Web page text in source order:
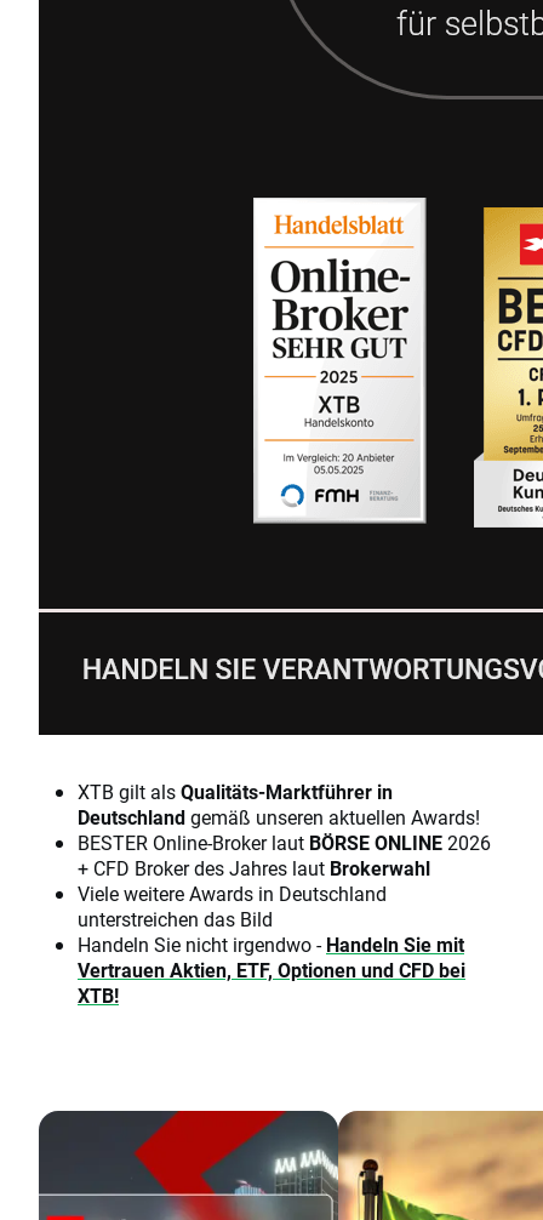
XTB gilt alsQualitäts-Marktführer in
Deutschlandgemäß unseren aktuellen Awards!
BESTER Online-Broker laut BÖRSE ONLINE2026
+ CFD Broker des Jahres laut Brokerwahl
Viele weitere Awards in Deutschland
unterstreichen das Bild
Handeln Sie nicht irgendwo -Handeln Sie mit
Vertrauen Aktien, ETF, Optionen und CFD bei
XTB!